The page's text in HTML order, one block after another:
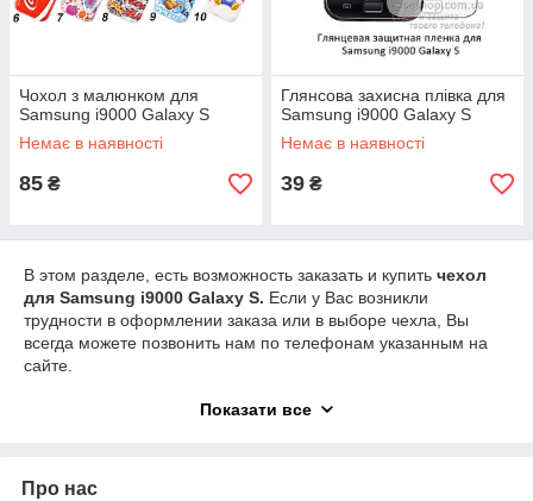
Чохол з малюнком для
Samsung i9000 Galaxy S
Немає в наявності
85 ₴
Глянсова захисна плівка для
Samsung i9000 Galaxy S
Немає в наявності
39 ₴
В этом разделе, есть возможность заказать и купить чехол
для Samsung i9000 Galaxy S. Если у Вас возникли
трудности в оформлении заказа или в выборе чехла, Вы
всегда можете позвонить нам по телефонам указанным на
сайте.
наличии всегда есть много видов чехлов из разных
рекомендуем купить защитную пленку для экрана, тонкую и
Показати все
Про нас